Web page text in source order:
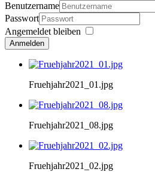
Benutzername
Passwort
Angemeldet bleiben
Anmelden
Fruehjahr2021_01.jpg
Fruehjahr2021_08.jpg
Fruehjahr2021_02.jpg